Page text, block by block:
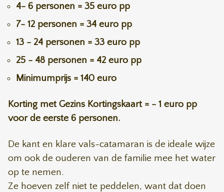
4- 6 personen = 35 euro pp
7- 12 personen = 34 euro pp
13 - 24 personen = 33 euro pp
25 - 48 personen = 42 euro pp
Minimumprijs = 140 euro
Korting met Gezins Kortingskaart = - 1 euro pp
voor de eerste 6 personen.
De kant en klare vals-catamaran is de ideale wijze
om ook de ouderen van de familie mee het water
op te nemen.
Ze hoeven zelf niet te peddelen, want dat doen